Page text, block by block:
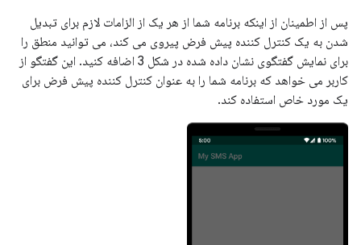
پس از اطمینان از اینکه برنامه شما از هر یک از الزامات لازم برای تبدیل
شدن به یک کنترل کننده پیش فرض پیروی می کند، می توانید منطق را
برای نمایش گفتگوی نشان داده شده در شکل 3 اضافه کنید. این گفتگو از
کاربر می خواهد که برنامه شما را به عنوان کنترل کننده پیش فرض برای
یک مورد خاص استفاده کند.